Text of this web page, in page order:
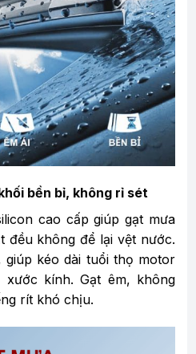
bền bỉ, không rỉ sét
cao cấp giúp gạt mưa
đều không để lại vệt nước.
giúp kéo dài tuổi thọ motor
kính. Gạt êm, không
rít khó chịu.